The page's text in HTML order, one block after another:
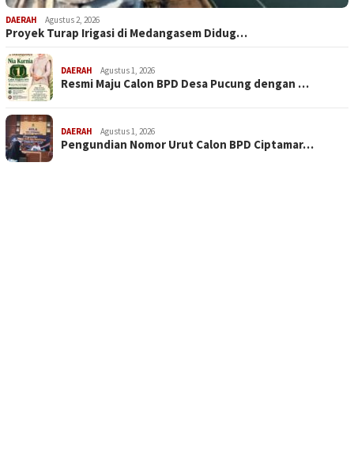
DAERAH Agustus 2, 2026
Proyek Turap Irigasi di Medangasem Didug…
DAERAH Agustus 1, 2026
Resmi Maju Calon BPD Desa Pucung dengan …
DAERAH Agustus 1, 2026
Pengundian Nomor Urut Calon BPD Ciptamar…